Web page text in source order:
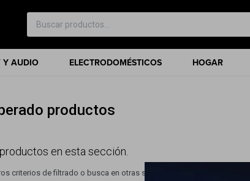
Y AUDIO ELECTRODOMÉSTICOS HOGAR
productos
en esta sección.
criterios de filtrado o busca en otras secciones de nuestro catálogo.